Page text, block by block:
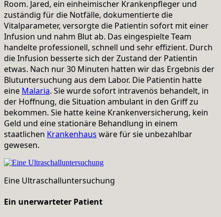
Room. Jared, ein einheimischer Krankenpfleger und
zuständig für die Notfälle, dokumentierte die
Vitalparameter, versorgte die Patientin sofort mit einer
Infusion und nahm Blut ab. Das eingespielte Team
handelte professionell, schnell und sehr effizient. Durch
die Infusion besserte sich der Zustand der Patientin
etwas. Nach nur 30 Minuten hatten wir das Ergebnis der
Blutuntersuchung aus dem Labor. Die Patientin hatte
eine Malaria. Sie wurde sofort intravenös behandelt, in
der Hoffnung, die Situation ambulant in den Griff zu
bekommen. Sie hatte keine Krankenversicherung, kein
Geld und eine stationäre Behandlung in einem
staatlichen Krankenhaus wäre für sie unbezahlbar
gewesen.
Eine Ultraschalluntersuchung
Ein unerwarteter Patient